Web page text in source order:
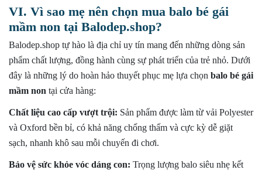
VI. Vì sao mẹ nên chọn mua balo bé gái
mầm non tại Balodep.shop?
Balodep.shop tự hào là địa chỉ uy tín mang đến những dòng sản
phẩm chất lượng, đồng hành cùng sự phát triển của trẻ nhỏ. Dưới
đây là những lý do hoàn hảo thuyết phục mẹ lựa chọn balo bé gái
mầm non tại cửa hàng:
Chất liệu cao cấp vượt trội: Sản phẩm được làm từ vải Polyester
và Oxford bền bỉ, có khả năng chống thấm và cực kỳ dễ giặt
sạch, nhanh khô sau mỗi chuyến đi chơi.
Bảo vệ sức khỏe vóc dáng con: Trọng lượng balo siêu nhẹ kết